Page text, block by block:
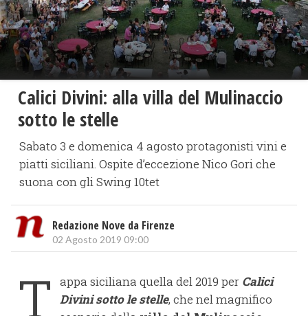
Calici Divini: alla villa del Mulinaccio
sotto le stelle
Sabato 3 e domenica 4 agosto protagonisti vini e
piatti siciliani. Ospite d’eccezione Nico Gori che
suona con gli Swing 10tet
Redazione Nove da Firenze
02 Agosto 2019 09:00
T appa siciliana quella del 2019 per Calici
Divini sotto le stelle, che nel magnifico